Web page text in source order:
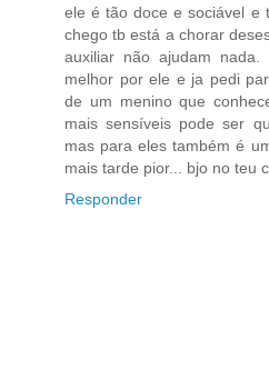
ele é tão doce e sociável e
chego tb está a chorar
auxiliar não ajudam
melhor por ele e ja pedi
de um menino que
mais sensíveis pode ser
mas para eles também é
mais tarde pior... bjo no teu
Responder